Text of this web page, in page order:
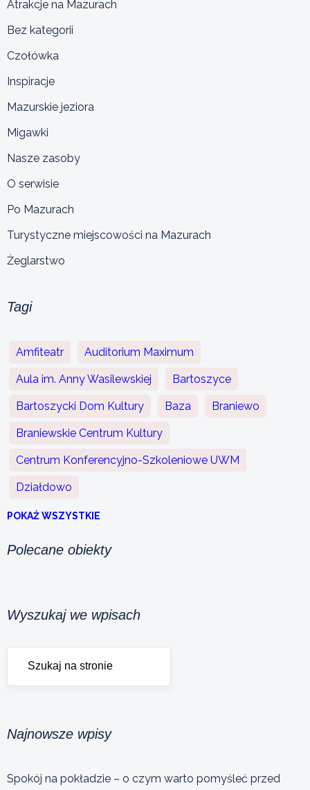
Atrakcje na Mazurach
Bez kategorii
Czołówka
Inspiracje
Mazurskie jeziora
Migawki
Nasze zasoby
O serwisie
Po Mazurach
Turystyczne miejscowości na Mazurach
Żeglarstwo
Tagi
Amfiteatr Auditorium Maximum
Aula im. Anny Wasilewskiej Bartoszyce
Bartoszycki Dom Kultury Baza Braniewo
Braniewskie Centrum Kultury
Centrum Konferencyjno-Szkoleniowe UWM
Działdowo
POKAŻ WSZYSTKIE
Polecane obiekty
Wyszukaj we wpisach
Najnowsze wpisy
Spokój na pokładzie – o czym warto pomyśleć przed